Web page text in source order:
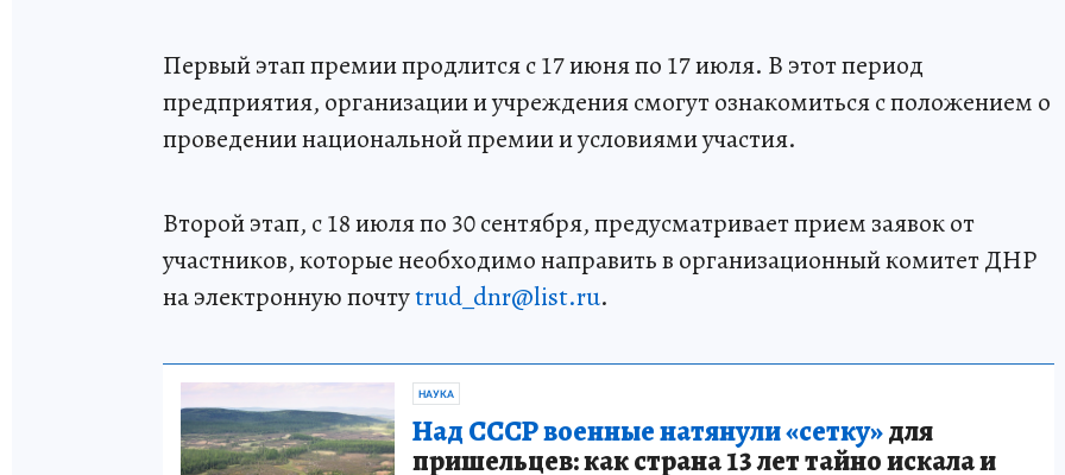
Первый этап премии продлится с 17 июня по 17 июля. В этот период
предприятия, организации и учреждения смогут ознакомиться с положением о
проведении национальной премии и условиями участия.
Второй этап, с 18 июля по 30 сентября, предусматривает прием заявок от
участников, которые необходимо направить в организационный комитет ДНР
на электронную почтуtrud_dnr@list.ru.
НАУКА
Над СССР военные натянули «сетку»для
пришельцев: как страна 13 лет тайно искала и